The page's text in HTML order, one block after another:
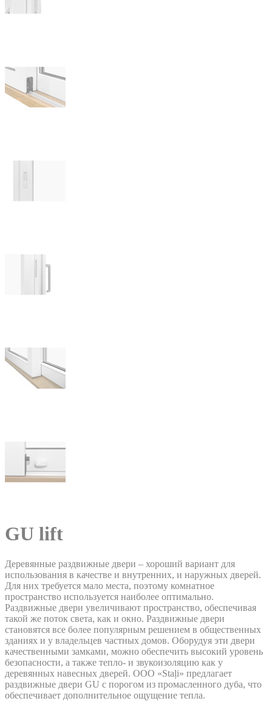
GU lift
Деревянные раздвижные двери – хороший вариант для
использования в качестве и внутренних, и наружных дверей.
Для них требуется мало места, поэтому комнатное
пространство используется наиболее оптимально.
Раздвижные двери увеличивают пространство, обеспечивая
такой же поток света, как и окно. Раздвижные двери
становятся все более популярным решением в общественных
зданиях и у владельцев частных домов. Оборудуя эти двери
качественными замками, можно обеспечить высокий уровень
безопасности, а также тепло- и звукоизоляцию как у
деревянных навесных дверей. ООО «Staļi» предлагает
раздвижные двери GU с порогом из промасленного дуба, что
обеспечивает дополнительное ощущение тепла.